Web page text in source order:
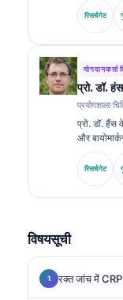
और उन्होंने
विश्लेषण पर
रिसर्चगेट
योगदानकर्ता
प्रो. डॉ.
प्रयोगशाला
प्रो. डॉ. हैंस
और
फॉर
विश्लेषण,
मेडिसिन में
रिसर्चगेट
विषयसूची
रक्त जांच में CRP